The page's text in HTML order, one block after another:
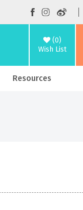
(0)
Wish List
Resources